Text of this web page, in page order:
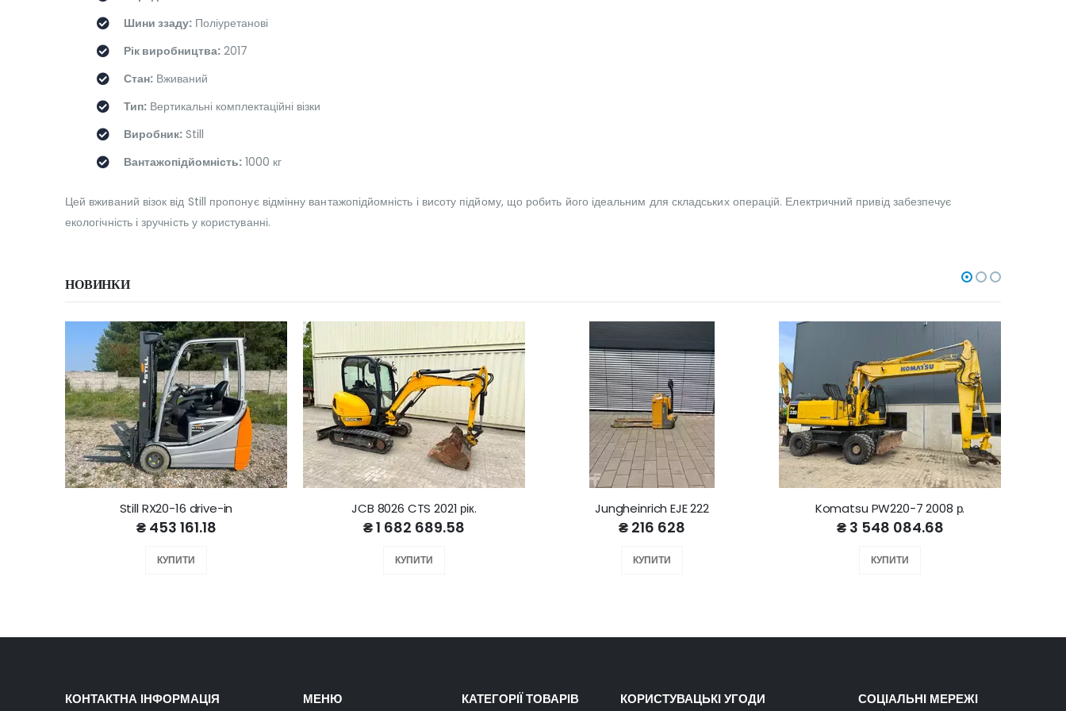
Шини ззаду: Поліуретанові
Рік виробництва: 2017
Стан: Вживаний
Тип: Вертикальні комплектаційні візки
Виробник: Still
Вантажопідйомність: 1000 кг
Цей вживаний візок від Still пропонує відмінну вантажопідйомність і висоту підйому, що робить його ідеальним для складських операцій. Електричний привід забезпечує
екологічність і зручність у користуванні.
НОВИНКИ
Still RX20-16 drive-in
₴ 453 161.18
КУПИТИ
JCB 8026 CTS 2021 рік.
₴ 1 682 689.58
КУПИТИ
Jungheinrich EJE 222
₴ 216 628
КУПИТИ
Komatsu PW220-7 2008 р.
₴ 3 548 084.68
КУПИТИ
КОНТАКТНА ІНФОРМАЦІЯ МЕНЮ КАТЕГОРІЇ ТОВАРІВ КОРИСТУВАЦЬКІ УГОДИ СОЦІАЛЬНІ МЕРЕЖІ